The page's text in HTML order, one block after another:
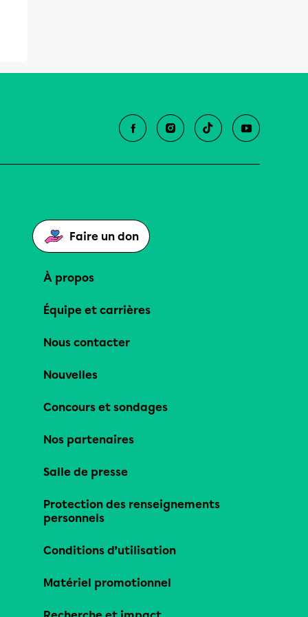
Faire un don
À propos
Équipe et carrières
Nous contacter
Nouvelles
Concours et sondages
Nos partenaires
Salle de presse
Protection des renseignements
personnels
Conditions d’utilisation
Matériel promotionnel